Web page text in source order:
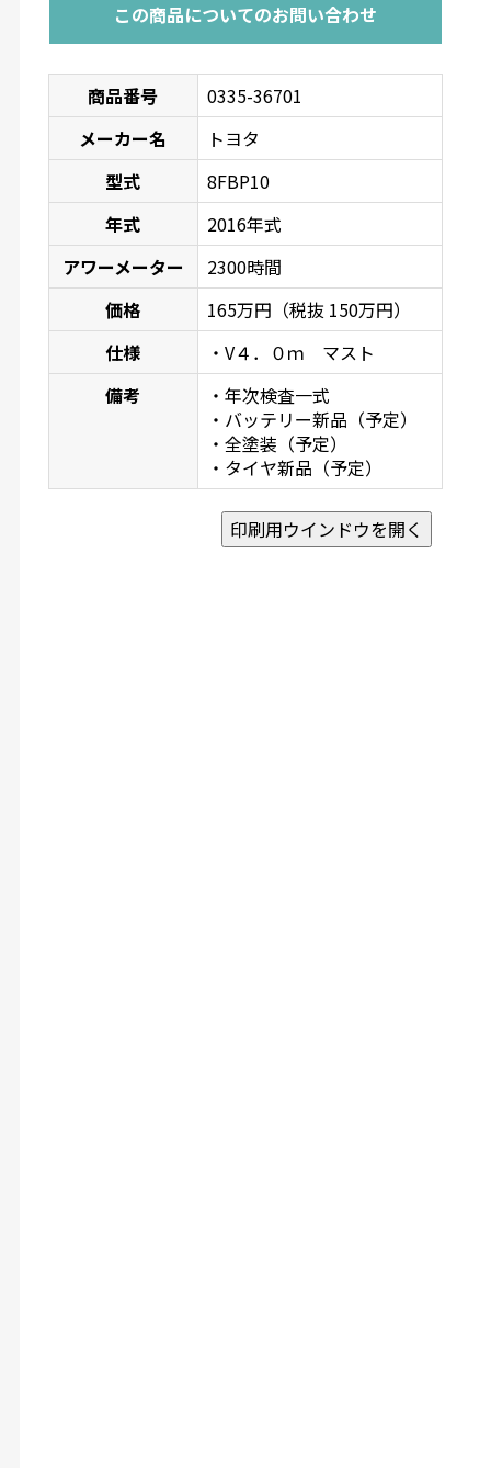
この商品についてのお問い合わせ
商品番号
0335-36701
メーカー名
トヨタ
型式
8FBP10
年式
2016年式
アワーメーター
2300時間
価格
165万円（税抜 150万円）
仕様
・V４．０ｍ マスト
備考
・年次検査一式
・バッテリー新品（予定）
・全塗装（予定）
・タイヤ新品（予定）